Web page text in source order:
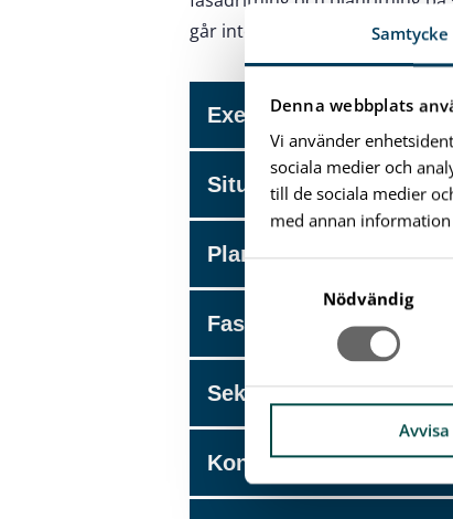
Samtycke
Denna webbplats
Vi använder
sociala medier och
till de sociala medier
med annan
a
m
c
k
e
s
Nödvändig
Avvisa
går inte att fota av en ritning,
Exempelritningar
Situationsplan
Planritning
Fasadritning
Sektionsritning
Kontrollplan